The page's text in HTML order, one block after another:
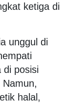
ketiga di
unggul di
di posisi
halal,